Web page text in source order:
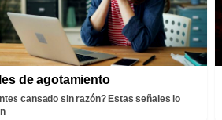
de agotamiento
cansado sin razón? Estas señales lo